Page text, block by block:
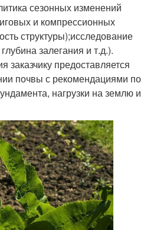
сезонных изменений
и компрессионных
структуры);исследование
залегания и т.д.).
заказчику предоставляется
почвы с рекомендациями по
нагрузки на землю и